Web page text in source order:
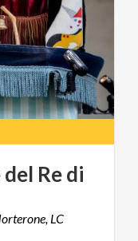
del Redi
LC